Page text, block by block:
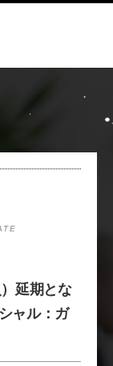
延期とな
ャル：ガ